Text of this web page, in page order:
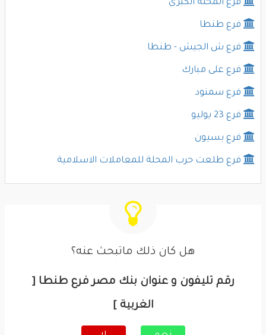
فرع المحلة الكبرى
فرع طنطا
فرع ش الجيش - طنطا
فرع على مبارك
فرع سمنود
فرع 23 يوليو
فرع بسيون
فرع طلعت حرب المحلة للمعاملات الاسلامية
هل كان ذلك ماتبحث عنه؟
رقم تليفون و عنوان بنك مصر فرع طنطا [
الغربية ]